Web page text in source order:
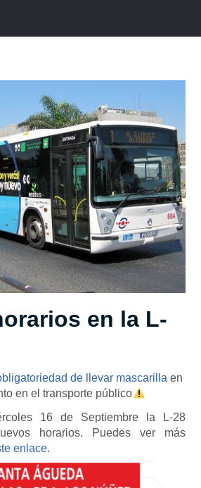
en la L-
de llevar mascarilla en
en el transporte público
16 de Septiembre la L-28
horarios. Puedes ver más
enlace.